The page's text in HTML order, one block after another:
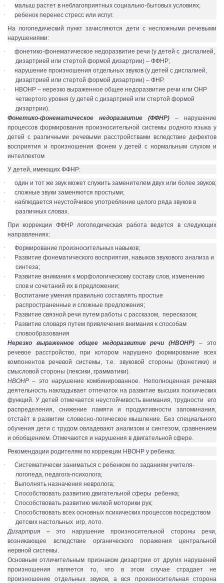
· малыш растет в неблагоприятных социально-бытовых условиях;
·
ребенок перенес стресс или испуг.
На логопедический пункт зачисляются дети с несложными речевыми
нарушениями:
·
фонетико-фонематическое недоразвитие речи (у детей с дислалией,
дизартрией или стертой формой дизартрии) – ФФНР;
·
нарушение произношения отдельных звуков (у детей с дислалией,
дизартрией или стертой формой дизартрии) – ФНР.
·
НВОНР – нерезко выраженное общее недоразвитие речи или ОНР
четвертого уровня (у детей с дизартрией или стертой формой
дизартрии).
Фонетико-фонематическое недоразвитие (ФФНР) – нарушение
процессов формирования произносительной системы родного языка у
детей с различными речевыми расстройствами вследствие дефектов
восприятия и произношения фонем у детей с нормальным слухом и
интеллектом
У детей, имеющих ФФНР:
· один и тот же звук может служить заменителем двух или более звуков;
· сложные звуки заменяются простыми;
·
наблюдается неустойчивое употребление целого ряда звуков в
различных словах.
При коррекции ФФНР логопедическая работа ведется в следующих
направлениях:
· Формирование произносительных навыков;
·
Развитие фонематического восприятия, навыков звукового анализа и
синтеза;
·
Развитие внимания к морфологическому составу слов, изменению
слов и сочетаний их в предложении;
·
Воспитание умения правильно составлять простые
распространенные и сложные предложения;
· Развитие связной речи путем работы с рассказом, пересказом;
·
Развитие словаря путем привлечения внимания к способам
словообразования
Нерезко выраженное общее недоразвитие речи (НВОНР) – это
речевое расстройство, при котором нарушено формирование всех
компонентов речевой системы, т.е. звуковой стороны (фонетики) и
смысловой стороны (лексики, грамматики).
НВОНР – это нарушение комбинированное. Неполноценная речевая
деятельность накладывает отпечаток на развитие высших психических
функций. У детей отмечается неустойчивость внимания, трудности его
распределения, снижение памяти и продуктивности запоминания,
отстаёт в развитии словесно-логическое мышление. Без специального
обучения дети с трудом овладевают анализом и синтезом, сравнением
и обобщением. Отмечаются и нарушения в двигательной сфере.
Рекомендации родителям по коррекции НВОНР у ребенка:
·
Систематически заниматься с ребенком по заданиям учителя-
логопеда, педагога-психолога;
· Выполнять назначения невролога;
· Способствовать развитию двигательной сферы ребенка;
· Способствовать развитию мелкой моторики рук;
·
Способствовать всех основных психических процессов посредством
детских настольных игр, лото.
Дизартрия –это нарушение произносительной стороны речи,
возникающее вследствие органического поражения центральной
нервной системы.
Основным отличительным признаком дизартрии от других нарушений
произношения является то, что в этом случае страдает не
произношение отдельных звуков, а вся произносительная сторона